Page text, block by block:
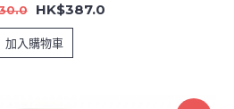
HK$387.0
加入購物車